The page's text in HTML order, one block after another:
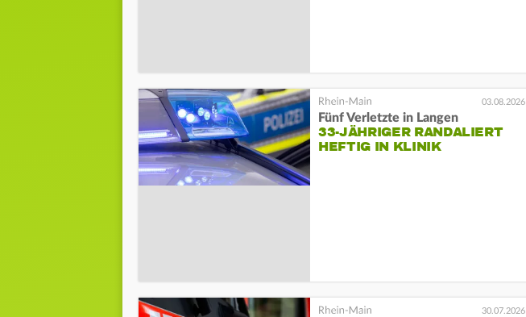
03.08.2026
Fünf Verletzte in Langen
33-JÄHRIGER RANDALIERT
HEFTIG IN KLINIK
30.07.2026